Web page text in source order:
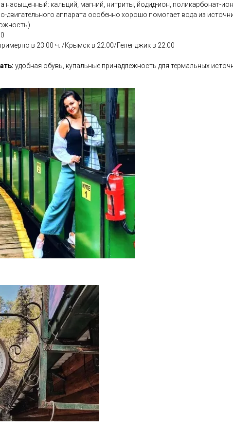
насыщенный: кальций, магний, нитриты, йодид-ион, поликарбонат-
двигательного аппарата особенно хорошо помогает вода из
в 23.00 ч. /Крымск в 22.00/Геленджик в 22.00
удобная обувь, купальные принадлежность для термальных